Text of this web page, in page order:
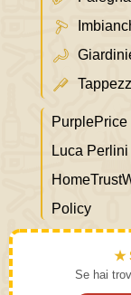
PurplePrice
Luca Perlini
Policy
★
Se hai